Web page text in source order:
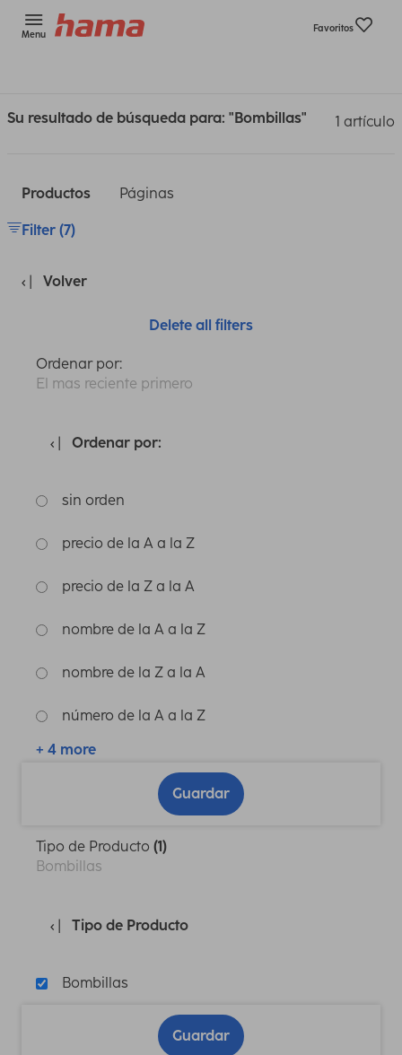
Menu
Favoritos
Su resultado de búsqueda para: "Bombillas" 1 artículo
Productos Páginas
Filter (7)
Volver
Delete all filters
Ordenar por:
El mas reciente primero
Ordenar por:
sin orden
precio de la A a la Z
precio de la Z a la A
nombre de la A a la Z
nombre de la Z a la A
número de la A a la Z
+ 4 more
Guardar
Tipo de Producto (1)
Bombillas
Tipo de Producto
Bombillas
Guardar